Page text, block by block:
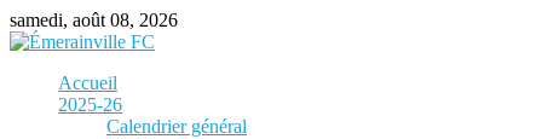
Skip
to
samedi, août 08, 2026
Accueil
2025-26
Calendrier général